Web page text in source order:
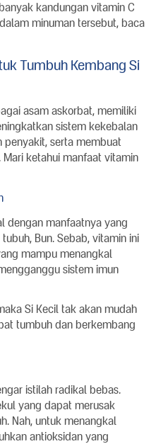
kandungan vitamin C
minuman tersebut, baca
Tumbuh Kembang Si
asam askorbat, memiliki
sistem kekebalan
penyakit, serta membuat
ketahui manfaat vitamin
dengan manfaatnya yang
Bun. Sebab, vitamin ini
mampu menangkal
sistem imun
Si Kecil tak akan mudah
tumbuh dan berkembang
istilah radikal bebas.
yang dapat merusak
Nah, untuk menangkal
antioksidan yang